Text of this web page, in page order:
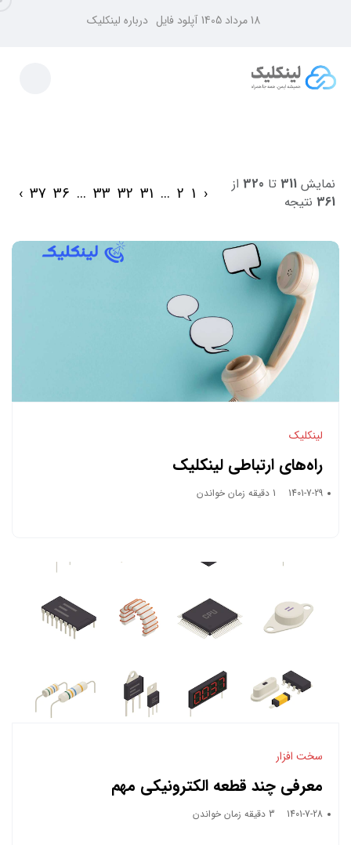
18 مرداد 1405 آپلود فایل درباره لینکلیک
نمایش 311 تا 320 از
361 نتیجه ‹
1
2
...
31
32
33
...
36
37
›
لینکلیک
راه‌های ارتباطی لینکلیک
1401-7-29 1 دقیقه زمان خواندن
سخت افزار
معرفی چند قطعه الکترونیکی مهم
1401-7-28 3 دقیقه زمان خواندن